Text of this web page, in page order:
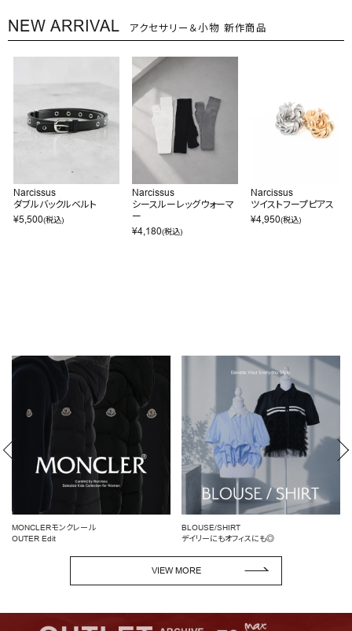
NEW ARRIVAL アクセサリー＆小物 新作商品
Narcissus
ダブルバックルベルト
¥5,500(税込)
Narcissus
シースルーレッグウォーマ
ー
¥4,180(税込)
Narcissus
ツイストフープピアス
¥4,950(税込)
BLOUSE/SHIRT
デイリーにもオフィスにも◎
女性らしいシルエットを引き立てる
ペプラムトップス
VIEW MORE